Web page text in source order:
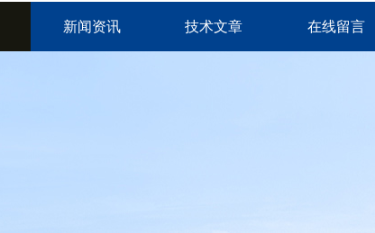
新闻资讯 技术文章 在线留言